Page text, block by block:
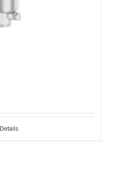
Details